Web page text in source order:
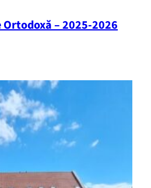
– 2025-2026